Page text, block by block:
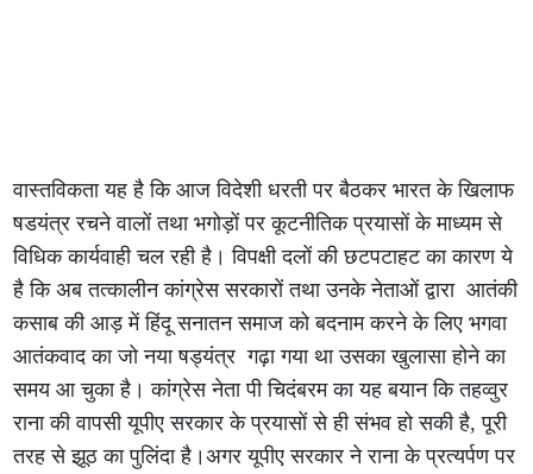
वास्तविकता यह है कि आज विदेशी धरती पर बैठकर भारत के खिलाफ
षडयंत्र रचने वालों तथा भगोड़ों पर कूटनीतिक प्रयासों के माध्यम से
विधिक कार्यवाही चल रही है। विपक्षी दलों की छटपटाहट का कारण ये
है कि अब तत्कालीन कांग्रेस सरकारों तथा उनके नेताओं द्वारा आतंकी
कसाब की आड़ में हिंदू सनातन समाज को बदनाम करने के लिए भगवा
आतंकवाद का जो नया षड्यंत्र गढ़ा गया था उसका खुलासा होने का
समय आ चुका है। कांग्रेस नेता पी चिदंबरम का यह बयान कि तहव्वुर
राना की वापसी यूपीए सरकार के प्रयासों से ही संभव हो सकी है, पूरी
तरह से झूठ का पुलिंदा है।अगर यूपीए सरकार ने राना के प्रत्यर्पण पर